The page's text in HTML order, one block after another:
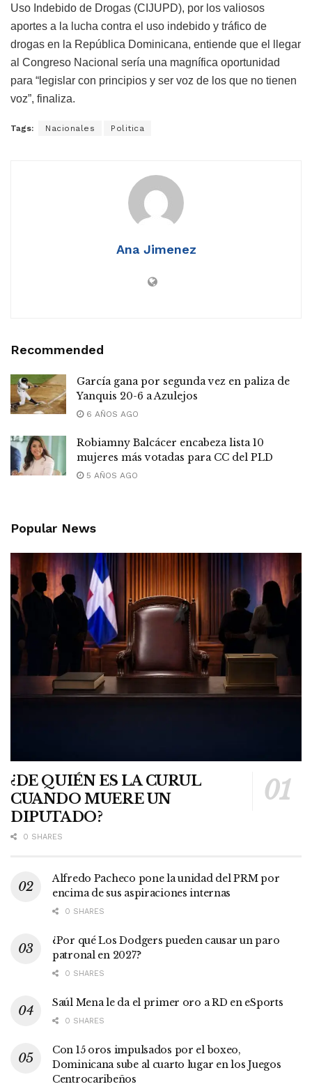
Uso Indebido de Drogas (CIJUPD), por los valiosos
aportes a la lucha contra el uso indebido y tráfico de
drogas en la República Dominicana, entiende que el llegar
al Congreso Nacional sería una magnífica oportunidad
para “legislar con principios y ser voz de los que no tienen
voz”, finaliza.
Tags: Nacionales Politica
Ana Jimenez
Recommended
García gana por segunda vez en paliza de
Yanquis 20-6 a Azulejos
6 AÑOS AGO
Robiamny Balcácer encabeza lista 10
mujeres más votadas para CC del PLD
5 AÑOS AGO
Popular News
¿DE QUIÉN ES LA CURUL
CUANDO MUERE UN
DIPUTADO?
0 SHARES
Alfredo Pacheco pone la unidad del PRM por
encima de sus aspiraciones internas
0 SHARES
¿Por qué Los Dodgers pueden causar un paro
patronal en 2027?
0 SHARES
Saúl Mena le da el primer oro a RD en eSports
0 SHARES
Con 15 oros impulsados por el boxeo,
Dominicana sube al cuarto lugar en los Juegos
Centrocaribeños